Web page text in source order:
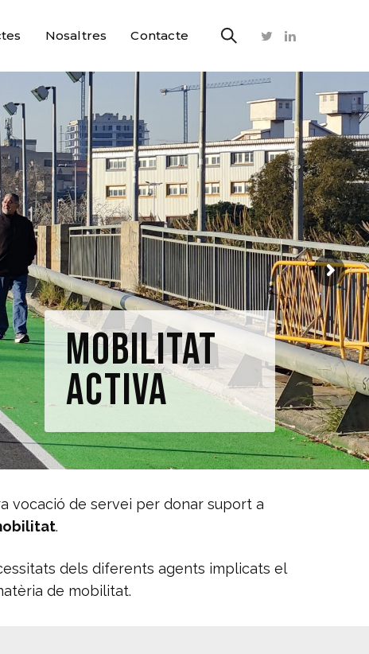
Nosaltres Contacte
MOBILITAT
ACTIVA
vocació de servei per donar suport a
.
dels diferents agents implicats el
de mobilitat.